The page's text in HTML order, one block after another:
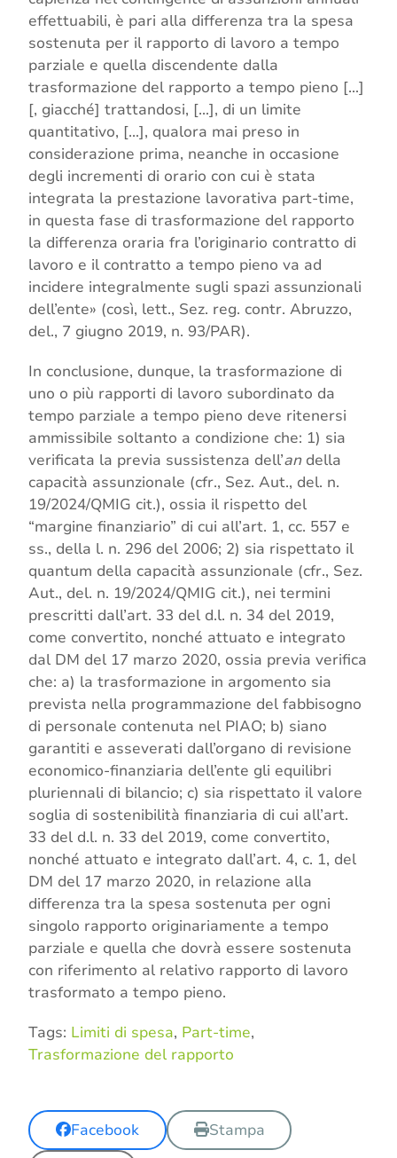
effettuabili, è pari alla differenza tra la spesa
sostenuta per il rapporto di lavoro a tempo
parziale e quella discendente dalla
trasformazione del rapporto a tempo pieno […]
[, giacché] trattandosi, […], di un limite
quantitativo, […], qualora mai preso in
considerazione prima, neanche in occasione
degli incrementi di orario con cui è stata
integrata la prestazione lavorativa part-time,
in questa fase di trasformazione del rapporto
la differenza oraria fra l’originario contratto di
lavoro e il contratto a tempo pieno va ad
incidere integralmente sugli spazi assunzionali
dell’ente» (così, lett., Sez. reg. contr. Abruzzo,
del., 7 giugno 2019, n. 93/PAR).
In conclusione, dunque, la trasformazione di
uno o più rapporti di lavoro subordinato da
tempo parziale a tempo pieno deve ritenersi
ammissibile soltanto a condizione che: 1) sia
verificata la previa sussistenza dell’andella
capacità assunzionale (cfr., Sez. Aut., del. n.
19/2024/QMIG cit.), ossia il rispetto del
“margine finanziario” di cui all’art. 1, cc. 557 e
ss., della l. n. 296 del 2006; 2) sia rispettato il
quantum della capacità assunzionale (cfr., Sez.
Aut., del. n. 19/2024/QMIG cit.), nei termini
prescritti dall’art. 33 del d.l. n. 34 del 2019,
come convertito, nonché attuato e integrato
dal DM del 17 marzo 2020, ossia previa verifica
che: a) la trasformazione in argomento sia
prevista nella programmazione del fabbisogno
di personale contenuta nel PIAO; b) siano
garantiti e asseverati dall’organo di revisione
economico-finanziaria dell’ente gli equilibri
pluriennali di bilancio; c) sia rispettato il valore
soglia di sostenibilità finanziaria di cui all’art.
33 del d.l. n. 33 del 2019, come convertito,
nonché attuato e integrato dall’art. 4, c. 1, del
DM del 17 marzo 2020, in relazione alla
differenza tra la spesa sostenuta per ogni
singolo rapporto originariamente a tempo
parziale e quella che dovrà essere sostenuta
con riferimento al relativo rapporto di lavoro
trasformato a tempo pieno.
Tags: Limiti di spesa, Part-time,
Trasformazione del rapporto
Facebook
Stampa